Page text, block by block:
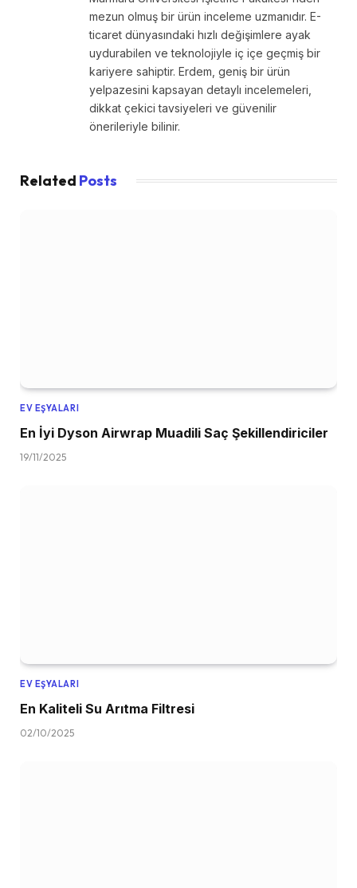
mezun olmuş bir ürün inceleme uzmanıdır. E-
ticaret dünyasındaki hızlı değişimlere ayak
uydurabilen ve teknolojiyle iç içe geçmiş bir
kariyere sahiptir. Erdem, geniş bir ürün
yelpazesini kapsayan detaylı incelemeleri,
dikkat çekici tavsiyeleri ve güvenilir
önerileriyle bilinir.
Related Posts
EV EŞYALARI
En İyi Dyson Airwrap Muadili Saç Şekillendiriciler
19/11/2025
EV EŞYALARI
En Kaliteli Su Arıtma Filtresi
02/10/2025